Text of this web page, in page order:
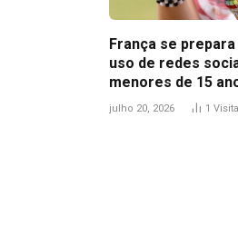
França se
uso de redes
menores de 15
julho 20, 2026 1